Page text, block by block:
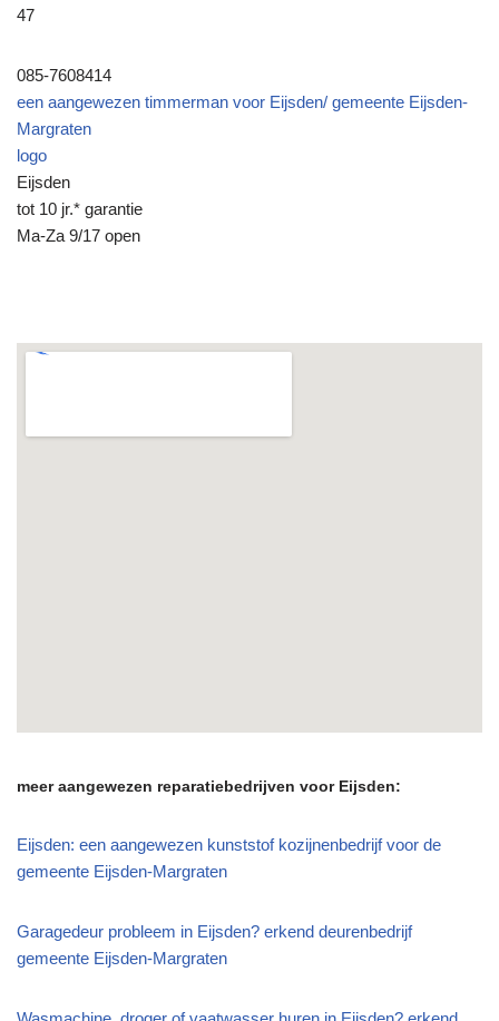
47
085-7608414
een aangewezen timmerman voor Eijsden/ gemeente Eijsden-
Margraten
logo
Eijsden
tot 10 jr.* garantie
Ma-Za 9/17 open
meer aangewezen reparatiebedrijven voor Eijsden:
Eijsden: een aangewezen kunststof kozijnenbedrijf voor de
gemeente Eijsden-Margraten
Garagedeur probleem in Eijsden? erkend deurenbedrijf
gemeente Eijsden-Margraten